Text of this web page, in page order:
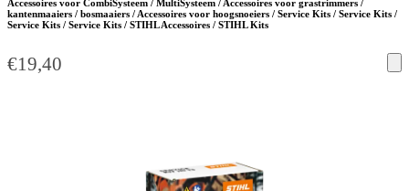
Accessoires voor CombiSysteem / MultiSysteem / Accessoires voor grastrimmers /
kantenmaaiers / bosmaaiers / Accessoires voor hoogsnoeiers / Service Kits / Service Kits /
Service Kits / Service Kits / STIHL Accessoires / STIHL Kits
€19,40